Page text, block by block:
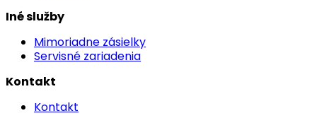
Iné služby
Mimoriadne zásielky
Servisné zariadenia
Kontakt
Kontakt